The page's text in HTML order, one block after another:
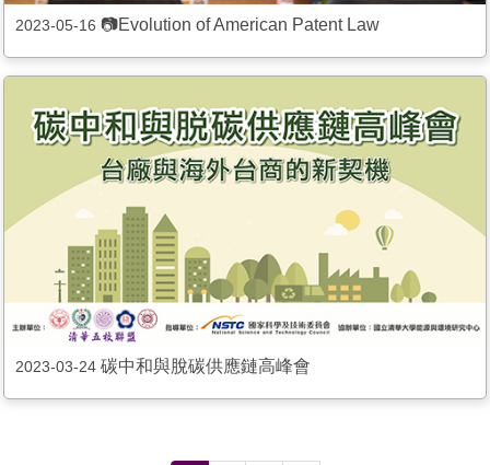
2023-05-16📷Evolution of American Patent Law
2023-03-24碳中和與脫碳供應鏈高峰會